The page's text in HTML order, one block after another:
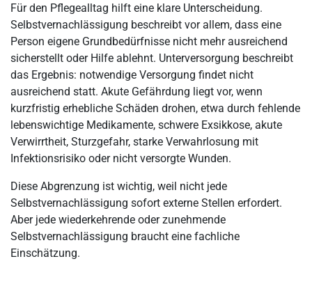
Für den Pflegealltag hilft eine klare Unterscheidung.
Selbstvernachlässigung beschreibt vor allem, dass eine
Person eigene Grundbedürfnisse nicht mehr ausreichend
sicherstellt oder Hilfe ablehnt. Unterversorgung beschreibt
das Ergebnis: notwendige Versorgung findet nicht
ausreichend statt. Akute Gefährdung liegt vor, wenn
kurzfristig erhebliche Schäden drohen, etwa durch fehlende
lebenswichtige Medikamente, schwere Exsikkose, akute
Verwirrtheit, Sturzgefahr, starke Verwahrlosung mit
Infektionsrisiko oder nicht versorgte Wunden.
Diese Abgrenzung ist wichtig, weil nicht jede
Selbstvernachlässigung sofort externe Stellen erfordert.
Aber jede wiederkehrende oder zunehmende
Selbstvernachlässigung braucht eine fachliche
Einschätzung.